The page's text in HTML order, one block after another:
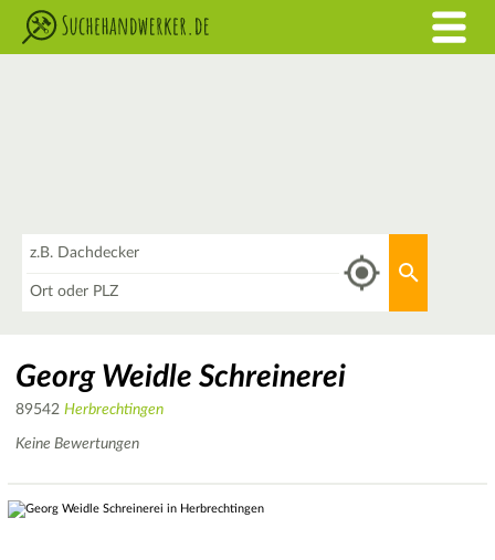
Georg Weidle Schreinerei
89542 Herbrechtingen
Keine Bewertungen